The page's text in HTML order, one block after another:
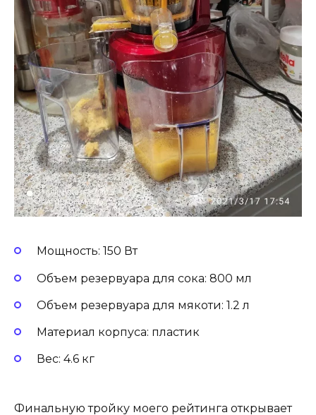
Мощность: 150 Вт
Объем резервуара для сока: 800 мл
Объем резервуара для мякоти: 1.2 л
Материал корпуса: пластик
Вес: 4.6 кг
Финальную тройку моего рейтинга открывает